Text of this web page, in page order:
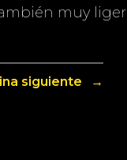
muy
siguiente →